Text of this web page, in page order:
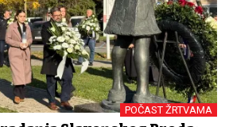
POČAST ŽRTVAMA